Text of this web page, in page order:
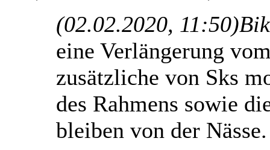
(02.02.2020, 11:50)
eine Verlängerung
zusätzliche von Sks
des Rahmens sowie
bleiben von der Nässe.